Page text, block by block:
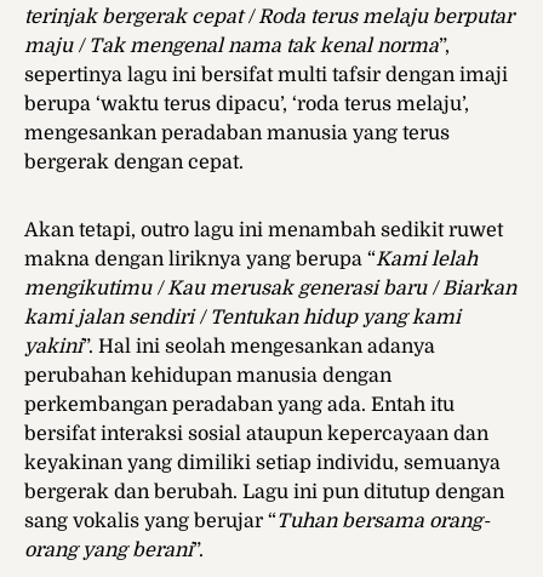
terinjak bergerak cepat / Roda terus melaju berputar
maju / Tak mengenal nama tak kenal norma”,
sepertinya lagu ini bersifat multi tafsir dengan imaji
berupa ‘waktu terus dipacu’, ‘roda terus melaju’,
mengesankan peradaban manusia yang terus
bergerak dengan cepat.
Akan tetapi, outro lagu ini menambah sedikit ruwet
makna dengan liriknya yang berupa “Kami lelah
mengikutimu / Kau merusak generasi baru / Biarkan
kami jalan sendiri / Tentukan hidup yang kami
yakini”. Hal ini seolah mengesankan adanya
perubahan kehidupan manusia dengan
perkembangan peradaban yang ada. Entah itu
bersifat interaksi sosial ataupun kepercayaan dan
keyakinan yang dimiliki setiap individu, semuanya
bergerak dan berubah. Lagu ini pun ditutup dengan
sang vokalis yang berujar “Tuhan bersama orang-
orang yang berani”.